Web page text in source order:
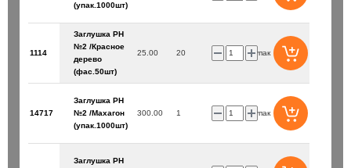
(упак.1000шт)
1114
Заглушка PH
№2 /Красное
дерево
(фас.50шт)
25.00 20 упак
14717
Заглушка PH
№2 /Махагон
(упак.1000шт)
300.00 1 упак
Заглушка PH